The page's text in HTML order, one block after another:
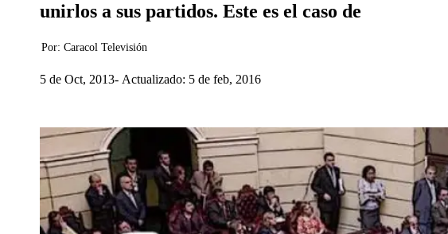
unirlos a sus partidos. Este es el caso de
Por: Caracol Televisión
5 de Oct, 2013 Actualizado: 5 de feb, 2016